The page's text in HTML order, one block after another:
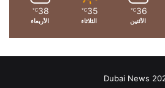
36
℃
الأثنين
35
℃
الثلاثاء
38
℃
الأربعاء
Dubai News